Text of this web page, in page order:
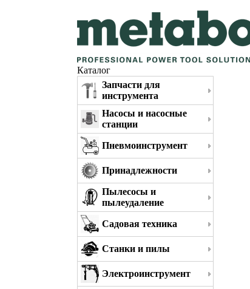
Каталог
Запчасти для
инструмента
Насосы и насосные
станции
Пневмоинструмент
Принадлежности
Пылесосы и
пылеудаление
Садовая техника
Станки и пилы
Электроинструмент